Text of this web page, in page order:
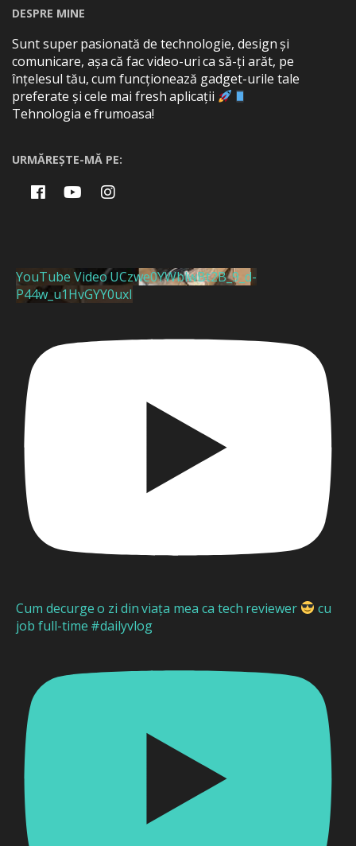
DESPRE MINE
Sunt super pasionată de technologie, design și
comunicare, așa că fac video-uri ca să-ți arăt, pe
înțelesul tău, cum funcționează gadget-urile tale
preferate și cele mai fresh aplicații
Tehnologia e frumoasa!
URMĂREȘTE-MĂ PE:
YouTube Video UCzwe0YWblwBt2B_9_d-
P44w_u1HvGYY0uxI
Cum decurge o zi din viața mea ca tech reviewer
cu
job full-time #dailyvlog